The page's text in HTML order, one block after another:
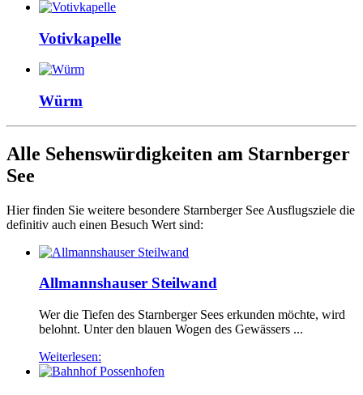
Votivkapelle
Würm
Alle Sehenswürdigkeiten am Starnberger
See
Hier finden Sie weitere besondere Starnberger See Ausflugsziele die
definitiv auch einen Besuch Wert sind:
Allmannshauser Steilwand
Wer die Tiefen des Starnberger Sees erkunden möchte, wird
belohnt. Unter den blauen Wogen des Gewässers ...
Weiterlesen: